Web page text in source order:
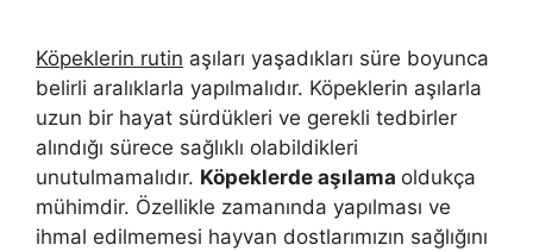
Köpeklerin rutin aşıları yaşadıkları süre boyunca
belirli aralıklarla yapılmalıdır. Köpeklerin aşılarla
uzun bir hayat sürdükleri ve gerekli tedbirler
alındığı sürece sağlıklı olabildikleri
unutulmamalıdır. Köpeklerde aşılama oldukça
mühimdir. Özellikle zamanında yapılması ve
ihmal edilmemesi hayvan dostlarımızın sağlığını